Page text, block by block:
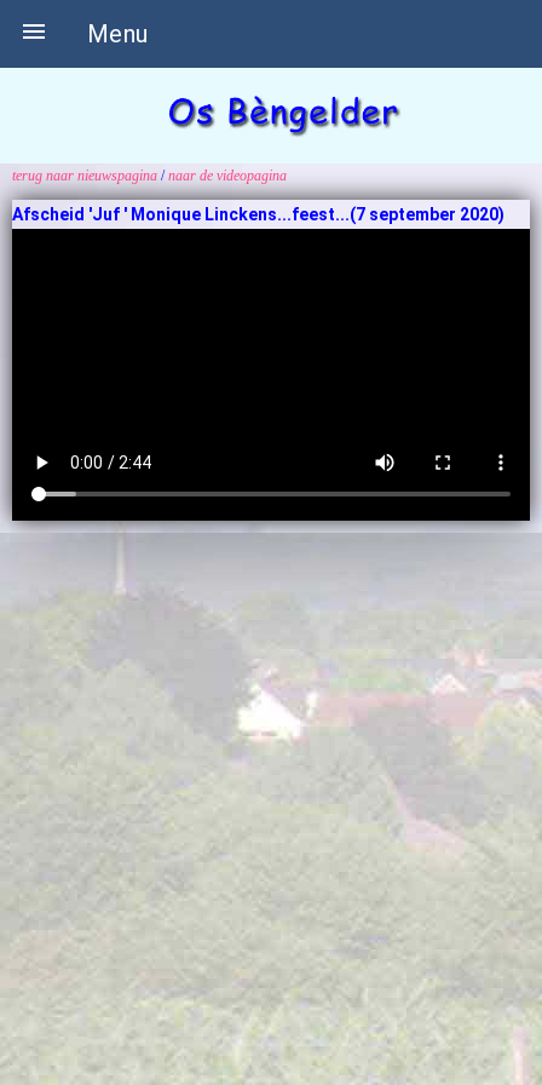
Menu

terug naar nieuwspagina /naar de videopagina
Afscheid 'Juf ' Monique Linckens...feest...(7 september 2020)